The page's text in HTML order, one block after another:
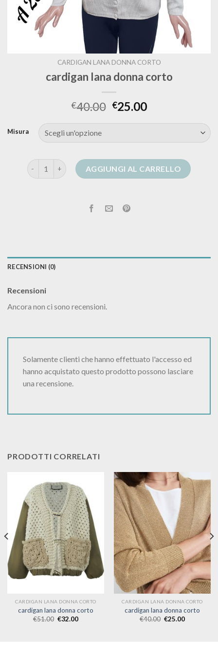
CARDIGAN LANA DONNA CORTO
cardigan lana donna corto
€40.00 €25.00
Misura
cardigan lana donna corto quantità
AGGIUNGI AL CARRELLO
RECENSIONI (0)
Recensioni
Ancora non ci sono recensioni.
Solamente clienti che hanno effettuato l'accesso ed
hanno acquistato questo prodotto possono lasciare
una recensione.
PRODOTTI CORRELATI
CARDIGAN LANA DONNA CORTO
cardigan lana donna corto
€51.00 €32.00
CARDIGAN LANA DONNA CORTO
cardigan lana donna corto
€40.00 €25.00